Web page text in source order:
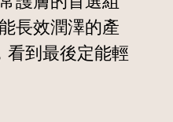
長效潤澤的產
看到最後定能輕